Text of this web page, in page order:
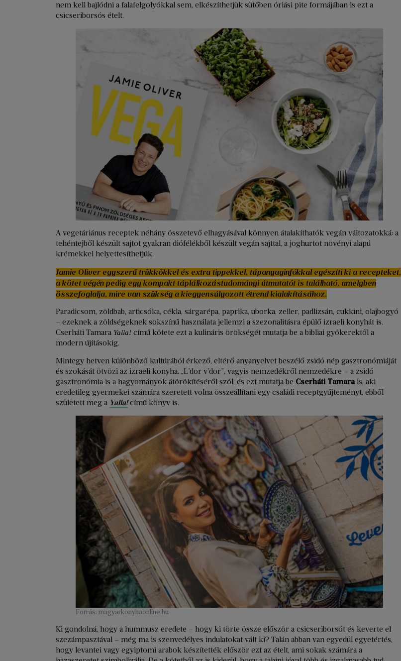
nem kell bajlódni a falafelgolyókkal sem, elkészíthetjük sütőben óriási pite formájában is ezt a
csicseriborsós ételt.
A vegetáriánus receptek néhány összetevő elhagyásával könnyen átalakíthatók vegán változatokká: a
tehéntejből készült sajtot gyakran diófélékből készült vegán sajttal, a joghurtot növényi alapú
krémekkel helyettesíthetjük.
Jamie Oliver egyszerű trükkökkel és extra tippekkel, tápanyaginfókkal egészíti ki a recepteket,
a kötet végén pedig egy kompakt táplálkozástudományi útmutatót is található, amelyben
összefoglalja, mire van szükség a kiegyensúlyozott étrend kialakításához.
Paradicsom, zöldbab, articsóka, cékla, sárgarépa, paprika, uborka, zeller, padlizsán, cukkini, olajbogyó
– ezeknek a zöldségeknek sokszínű használata jellemzi a szezonalitásra épülő izraeli konyhát is.
Cserháti Tamara Yalla! című kötete ezt a kulináris örökségét mutatja be a bibliai gyökerektől a
modern újításokig.
Mintegy hetven különböző kultúrából érkező, eltérő anyanyelvet beszélő zsidó nép gasztronómiáját
és szokását ötvözi az izraeli konyha. „L’dor v’dor”, vagyis nemzedékről nemzedékre – a zsidó
gasztronómia is a hagyományok átörökítéséről szól, és ezt mutatja be Cserháti Tamarais, aki
eredetileg gyermekei számára szeretett volna összeállítani egy családi receptgyűjteményt, ebből
született meg a Yalla!című könyv is.
Forrás: magyarkonyhaonline.hu
Ki gondolná, hogy a hummusz eredete – hogy ki törte össze először a csicseriborsót és keverte el
szezámpasztával – még ma is szenvedélyes indulatokat vált ki? Talán abban van egyedül egyetértés,
hogy levantei vagy egyiptomi arabok készítették először ezt az ételt, ami sokak számára a